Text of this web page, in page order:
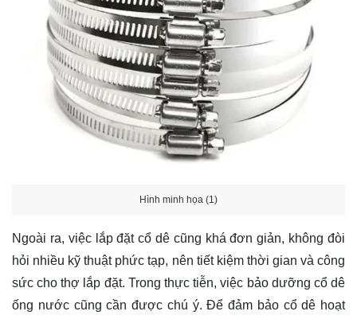
Hình minh họa (1)
Ngoài ra, việc lắp đặt cổ dê cũng khá đơn giản, không đòi
hỏi nhiều kỹ thuật phức tạp, nên tiết kiệm thời gian và công
sức cho thợ lắp đặt. Trong thực tiễn, việc bảo dưỡng cổ dê
ống nước cũng cần được chú ý. Để đảm bảo cổ dê hoạt